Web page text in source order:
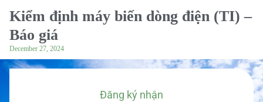
Kiểm định máy biến dòng điện (TI) –
Báo giá
December 27, 2024
Đăng ký nhận